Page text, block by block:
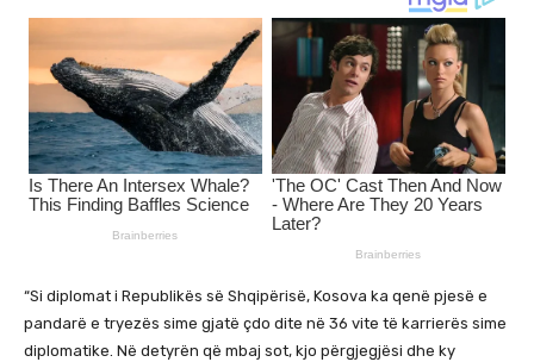
“Si diplomat i Republikës së Shqipërisë, Kosova ka qenë pjesë e
pandarë e tryezës sime gjatë çdo dite në 36 vite të karrierës sime
diplomatike. Në detyrën që mbaj sot, kjo përgjegjësi dhe ky